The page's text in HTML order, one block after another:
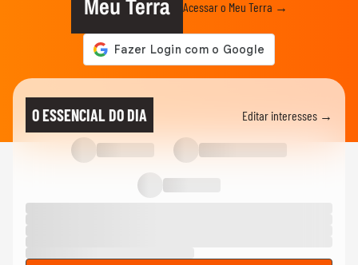
Ventos fortes atingem Santos e Defesa
Civil alerta para ressaca e...
Secretária escolar pula janela e salva
estudante engasgado em Teresina
Com ventania, Rio recomenda que
população retorne para casa e...
Acessar o Meu Terra →
O ESSENCIAL DO DIA Editar interesses →